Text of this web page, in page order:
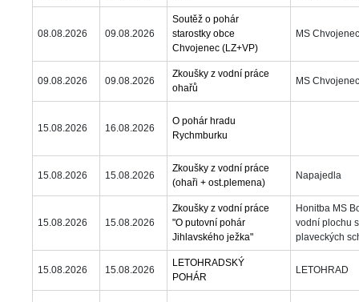
08.08.2026 09.08.2026
Soutěž o pohár
tarostky obce
Chvojenec (LZ+VP)
MS Chvojenec
09.08.2026 09.08.2026
Zkoušky z vodní práce
ohařů
MS Chvojenec
15.08.2026 16.08.2026
O pohár hradu
Rychmburku
15.08.2026 15.08.2026
Zkoušky z vodní práce
(ohaři + ost.plemena)
Napajedla
15.08.2026 15.08.2026
Zkoušky z vodní práce
"O putovní pohár
Jihlavského ježka"
Honitba MS
vodní plochu
plaveckých
15.08.2026 15.08.2026
LETOHRADSKÝ
POHÁR
LETOHRAD